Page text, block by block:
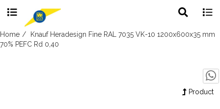
Skip
to
search
Home
Knauf Heradesign Fine RAL 7035 VK-10 1200x600x35 mm
70% PEFC Rd 0,40
Product